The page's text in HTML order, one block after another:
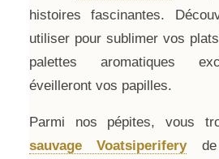
histoires fascinantes.
utiliser pour sublimer vos
palettes aromatiques
éveilleront vos papilles.
Parmi nos pépites, vous
sauvage Voatsiperiferyde